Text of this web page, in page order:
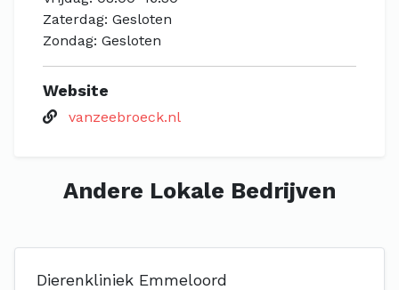
Zaterdag: Gesloten
Zondag: Gesloten
Website
vanzeebroeck.nl
Andere Lokale Bedrijven
Dierenkliniek Emmeloord